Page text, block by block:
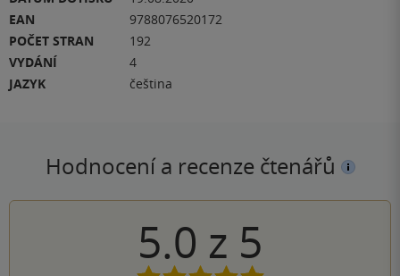
EAN
9788076520172
POČET STRAN
192
VYDÁNÍ
4
JAZYK
čeština
Hodnocení a recenze čtenářů
5.0 z 5